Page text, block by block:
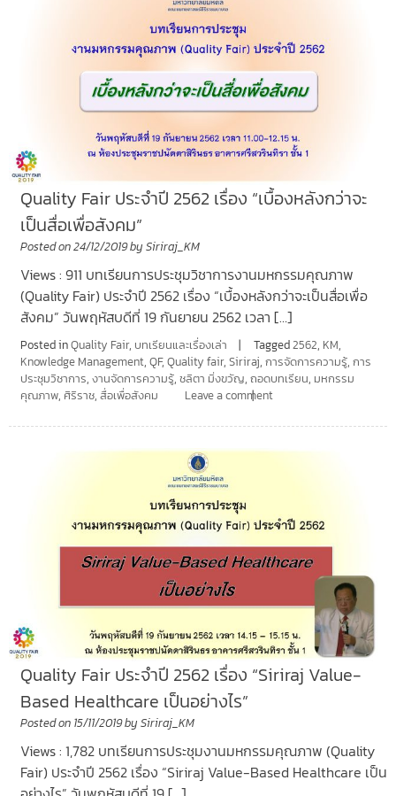
Quality Fair ประจำปี 2562 เรื่อง “เบื้องหลังกว่าจะ
เป็นสื่อเพื่อสังคม”
Posted on24/12/2019by Siriraj_KM
Views : 911 บทเรียนการประชุมวิชาการงานมหกรรมคุณภาพ
(Quality Fair) ประจำปี 2562 เรื่อง “เบื้องหลังกว่าจะเป็นสื่อเพื่อ
สังคม” วันพฤหัสบดีที่ 19 กันยายน 2562 เวลา […]
Posted inQuality Fair, บทเรียนและเรื่องเล่า Tagged2562, KM,
Knowledge Management, QF, Quality fair, Siriraj, การจัดการความรู้, การ
ประชุมวิชาการ, งานจัดการความรู้, ชลิตา มิ่งขวัญ, ถอดบทเรียน, มหกรรม
คุณภาพ, ศิริราช, สื่อเพื่อสังคม Leave a comment
Quality Fair ประจำปี 2562 เรื่อง “Siriraj Value-
Based Healthcare เป็นอย่างไร”
Posted on 15/11/2019by Siriraj_KM
Views : 1,782 บทเรียนการประชุมงานมหกรรมคุณภาพ (Quality
Fair) ประจำปี 2562 เรื่อง “Siriraj Value-Based Healthcare เป็น